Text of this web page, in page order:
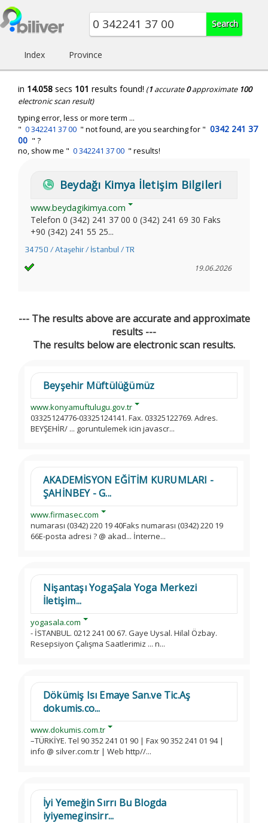
Index Province
in 14.058 secs 101 results found! (1 accurate0approximate 100
electronic scan result)
typing error, less or more term ...
" 0 342241 37 00 " not found, are you searching for " 0342 241 37
00 " ?
no, show me " 0 342241 37 00 " results!
Beydağı Kimya İletişim Bilgileri
www.beydagikimya.com
Telefon 0 (342) 241 37 00 0 (342) 241 69 30 Faks
+90 (342) 241 55 25...
34750 / Ataşehir / İstanbul / TR
19.06.2026
--- The results above are accurate and approximate
results ---
The results below are electronic scan results.
Beyşehir Müftülüğümüz
www.konyamuftulugu.gov.tr
03325124776-03325124141. Fax. 03325122769. Adres.
BEYŞEHİR/ ... goruntulemek icin javascr...
AKADEMİSYON EĞİTİM KURUMLARI -
ŞAHİNBEY - G...
www.firmasec.com
numarası (0342) 220 19 40Faks numarası (0342) 220 19
66E-posta adresi ? @ akad... İnterne...
Nişantaşı YogaŞala Yoga Merkezi
İletişim...
yogasala.com
- İSTANBUL. 0212 241 00 67. Gaye Uysal. Hilal Özbay.
Resepsiyon Çalışma Saatlerimiz ... n...
Dökümiş Isı Emaye San.ve Tic.Aş
dokumis.co...
www.dokumis.com.tr
–TÜRKİYE. Tel 90 352 241 01 90 | Fax 90 352 241 01 94 |
info @ silver.com.tr | Web http//...
İyi Yemeğin Sırrı Bu Blogda
iyiyemeginsirr...